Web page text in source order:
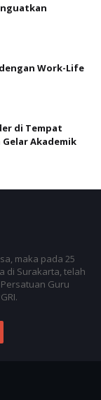
Work-Life
di Tempat
Gelar Akademik
maka pada 25
di Surakarta, telah
Guru